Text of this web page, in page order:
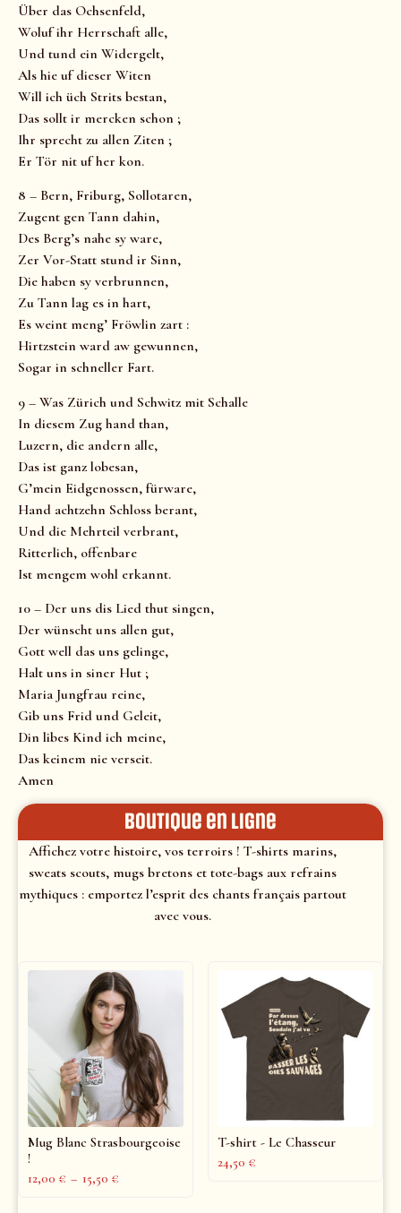
Über das Ochsenfeld,
Woluf ihr Herrschaft alle,
Und tund ein Widergelt,
Als hie uf dieser Witen
Will ich üch Strits bestan,
Das sollt ir mercken schon ;
Ihr sprecht zu allen Ziten ;
Er Tör nit uf her kon.
8 – Bern, Friburg, Sollotaren,
Zugent gen Tann dahin,
Des Berg’s nahe sy ware,
Zer Vor-Statt stund ir Sinn,
Die haben sy verbrunnen,
Zu Tann lag es in hart,
Es weint meng’ Fröwlin zart :
Hirtzstein ward aw gewunnen,
Sogar in schneller Fart.
9 – Was Zürich und Schwitz mit Schalle
In diesem Zug hand than,
Luzern, die andern alle,
Das ist ganz lobesan,
G’mein Eidgenossen, fürware,
Hand achtzehn Schloss berant,
Und die Mehrteil verbrant,
Ritterlich, offenbare
Ist mengem wohl erkannt.
10 – Der uns dis Lied thut singen,
Der wünscht uns allen gut,
Gott well das uns gelinge,
Halt uns in siner Hut ;
Maria Jungfrau reine,
Gib uns Frid und Geleit,
Din libes Kind ich meine,
Das keinem nie verseit.
Amen
Boutique en ligne
Affichez votre histoire, vos terroirs ! T-shirts marins,
sweats scouts, mugs bretons et tote-bags aux refrains
mythiques : emportez l’esprit des chants français partout
avec vous.
Mug Blanc Strasbourgeoise
!
12,00 € – 15,50 €
T-shirt - Le Chasseur
24,50 €